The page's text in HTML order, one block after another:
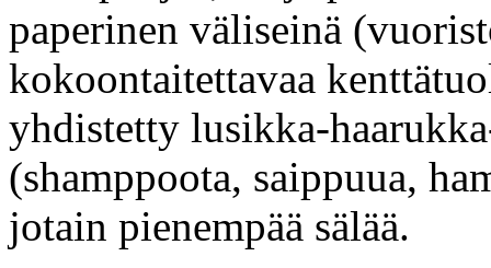
paperinen väliseinä
kokoontaitettavaa
yhdistetty lusikka-
(shamppoota, saippuua,
jotain pienempää sälää.